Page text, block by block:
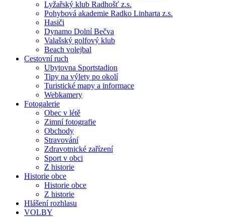
Lyžařský klub Radhošť z.s.
Pohybová akademie Radko Linharta z.s.
Hasiči
Dynamo Dolní Bečva
Valašský golfový klub
Beach volejbal
Cestovní ruch
Ubytovna Sportstadion
Tipy na výlety po okolí
Turistické mapy a informace
Webkamery
Fotogalerie
Obec v létě
Zimní fotografie
Obchody
Stravování
Zdravotnické zařízení
Sport v obci
Z historie
Historie obce
Historie obce
Z historie
Hlášení rozhlasu
VOLBY